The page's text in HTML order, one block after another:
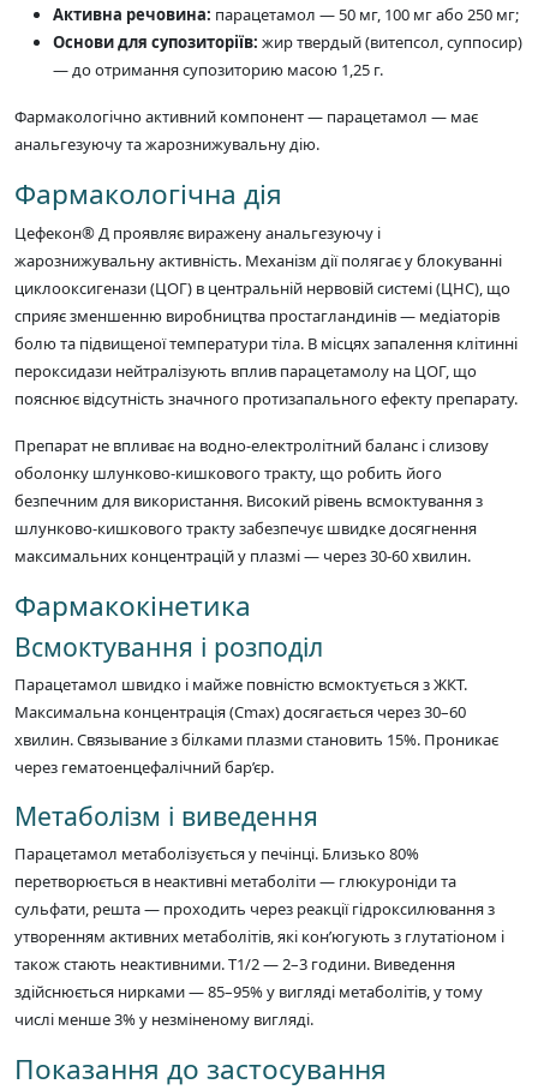
Активна речовина: парацетамол — 50 мг, 100 мг або 250 мг;
Основи для супозиторіїв: жир твердый (витепсол, суппосир)
— до отримання супозиторию масою 1,25 г.
Фармакологічно активний компонент — парацетамол — має
анальгезуючу та жарознижувальну дію.
Фармакологічна дія
Цефекон® Д проявляє виражену анальгезуючу і
жарознижувальну активність. Механізм дії полягає у блокуванні
циклооксигенази (ЦОГ) в центральній нервовій системі (ЦНС), що
сприяє зменшенню виробництва простагландинів — медіаторів
болю та підвищеної температури тіла. В місцях запалення клітинні
пероксидази нейтралізують вплив парацетамолу на ЦОГ, що
пояснює відсутність значного протизапального ефекту препарату.
Препарат не впливає на водно-електролітний баланс і слизову
оболонку шлунково-кишкового тракту, що робить його
безпечним для використання. Високий рівень всмоктування з
шлунково-кишкового тракту забезпечує швидке досягнення
максимальних концентрацій у плазмі — через 30-60 хвилин.
Фармакокінетика
Всмоктування і розподіл
Парацетамол швидко і майже повністю всмоктується з ЖКТ.
Максимальна концентрація (Cmax) досягається через 30–60
хвилин. Связывание з білками плазми становить 15%. Проникає
через гематоенцефалічний бар’єр.
Метаболізм і виведення
Парацетамол метаболізується у печінці. Близько 80%
перетворюється в неактивні метаболіти — глюкуроніди та
сульфати, решта — проходить через реакції гідроксилювання з
утворенням активних метаболітів, які кон’югують з глутатіоном і
також стають неактивними. T1/2 — 2–3 години. Виведення
здійснюється нирками — 85–95% у вигляді метаболітів, у тому
числі менше 3% у незміненому вигляді.
Показання до застосування